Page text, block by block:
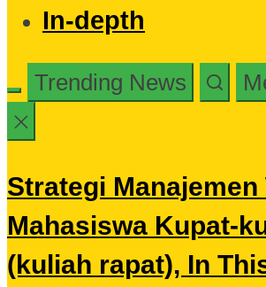
In-depth
Trending News
Strategi Manajemen
Mahasiswa Kupat-
(kuliah rapat), In